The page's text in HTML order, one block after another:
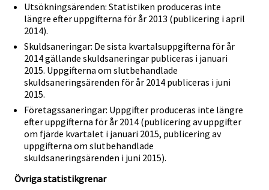
Utsökningsärenden: Statistiken produceras inte
längre efter uppgifterna för år 2013 (publicering i april
2014).
Skuldsaneringar: De sista kvartalsuppgifterna för år
2014 gällande skuldsaneringar publiceras i januari
2015. Uppgifterna om slutbehandlade
skuldsaneringsärenden för år 2014 publiceras i juni
2015.
Företagssaneringar: Uppgifter produceras inte längre
efter uppgifterna för år 2014 (publicering av uppgifter
om fjärde kvartalet i januari 2015, publicering av
uppgifterna om slutbehandlade
skuldsaneringsärenden i juni 2015).
Övriga statistikgrenar